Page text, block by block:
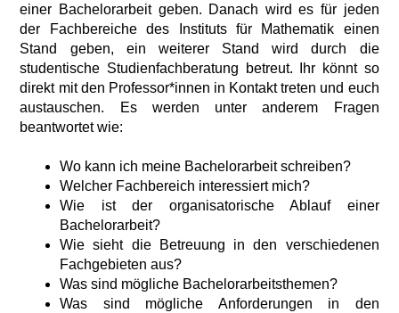
einer Bachelorarbeit geben. Danach wird es für jeden
der Fachbereiche des Instituts für Mathematik einen
Stand geben, ein weiterer Stand wird durch die
studentische Studienfachberatung betreut. Ihr könnt so
direkt mit den Professor*innen in Kontakt treten und euch
austauschen. Es werden unter anderem Fragen
beantwortet wie:
Wo kann ich meine Bachelorarbeit schreiben?
Welcher Fachbereich interessiert mich?
Wie ist der organisatorische Ablauf einer
Bachelorarbeit?
Wie sieht die Betreuung in den verschiedenen
Fachgebieten aus?
Was sind mögliche Bachelorarbeitsthemen?
Was sind mögliche Anforderungen in den